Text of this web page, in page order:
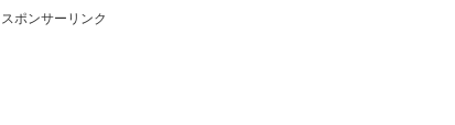
スポンサーリンク